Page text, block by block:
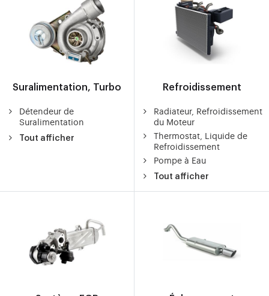
Suralimentation, Turbo
Détendeur de
Suralimentation
Tout afficher
Refroidissement
Radiateur, Refroidissement
du Moteur
Thermostat, Liquide de
Refroidissement
Pompe à Eau
Tout afficher